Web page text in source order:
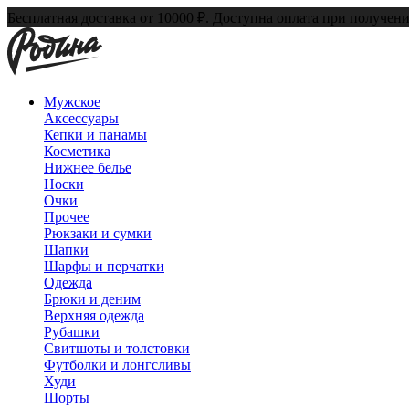
Бесплатная доставка от 10000 ₽. Доступна оплата при
Мужское
Аксессуары
Кепки и панамы
Косметика
Нижнее белье
Носки
Очки
Прочее
Рюкзаки и сумки
Шапки
Шарфы и перчатки
Одежда
Брюки и деним
Верхняя одежда
Рубашки
Свитшоты и толстовки
Футболки и лонгсливы
Худи
Шорты